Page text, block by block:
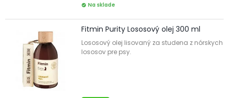
check_circle Na sklade
Fitmin Purity Lososový olej 300 ml
Lososový olej lisovaný za studena z nórskych
lososov pre psy.